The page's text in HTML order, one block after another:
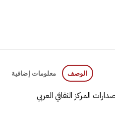
الوصف معلومات إضافية